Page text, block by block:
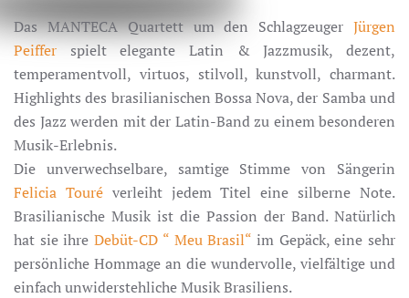
Das MANTECA Quartett um den Schlagzeuger Jürgen
Peiffer spielt elegante Latin & Jazzmusik, dezent,
temperamentvoll, virtuos, stilvoll, kunstvoll, charmant.
Highlights des brasilianischen Bossa Nova, der Samba und
des Jazz werden mit der Latin-Band zu einem besonderen
Musik-Erlebnis.
Die unverwechselbare, samtige Stimme von Sängerin
Felicia Touréverleiht jedem Titel eine silberne Note.
Brasilianische Musik ist die Passion der Band. Natürlich
hat sie ihreDebüt-CD “ Meu Brasil“ im Gepäck, eine sehr
persönliche Hommage an die wundervolle, vielfältige und
einfach unwiderstehliche Musik Brasiliens.